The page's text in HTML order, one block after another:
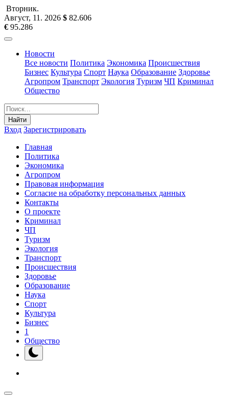
Вторник.
Август, 11 . 2026 $ 82.606
€ 95.286
Новости
Все новости Политика Экономика Происшествия
Бизнес Культура Спорт Наука Образование Здоровье
Агропром Транспорт Экология Туризм ЧП Криминал
Общество
Найти
Вход Зарегистрировать
Главная
Политика
Экономика
Агропром
Правовая информация
Согласие на обработку персональных данных
Контакты
О проекте
Криминал
ЧП
Туризм
Экология
Транспорт
Происшествия
Здоровье
Образование
Наука
Спорт
Культура
Бизнес
1
Общество